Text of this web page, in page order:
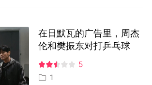
在日默瓦的广告里，周杰
伦和樊振东对打乒乓球
5
1